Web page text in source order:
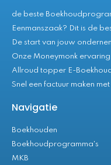
de beste
Eenmanszaak? Dit is de
De start van jouw
Onze Moneymonk
Allroud topper E-
Snel een factuur maken
Navigatie
Boekhouden
Boekhoudprogramma's
MKB